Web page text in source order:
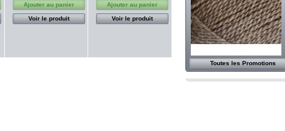
Ajouter au panier
Voir le produit
Ajouter au panier
Voir le produit
Toutes les Promotions